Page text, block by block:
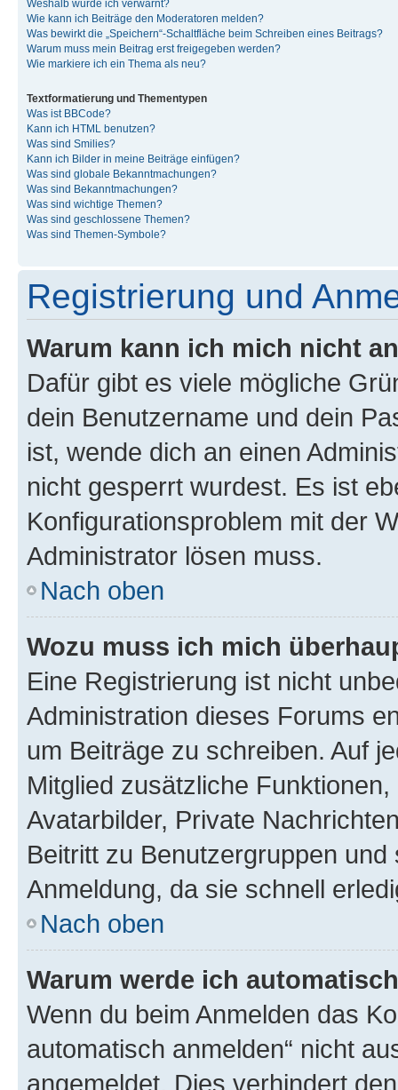
Weshalb wurde ich verwarnt?
Wie kann ich Beiträge den Moderatoren melden?
Was bewirkt die „Speichern“-Schaltfläche beim Schreiben eines Beitrags?
Warum muss mein Beitrag erst freigegeben werden?
Wie markiere ich ein Thema als neu?
Textformatierung und Thementypen
Was ist BBCode?
Kann ich HTML benutzen?
Was sind Smilies?
Kann ich Bilder in meine Beiträge einfügen?
Was sind globale Bekanntmachungen?
Was sind Bekanntmachungen?
Was sind wichtige Themen?
Was sind geschlossene Themen?
Was sind Themen-Symbole?
Registrierung und
Warum kann ich mich nicht
Dafür gibt es viele mögliche
dein Benutzername und dein
ist, wende dich an einen
nicht gesperrt wurdest. Es ist
Konfigurationsproblem mit der
Administrator lösen muss.
Nach oben
Wozu muss ich mich
Eine Registrierung ist nicht
Administration dieses Forums
um Beiträge zu schreiben. Auf
Mitglied zusätzliche
Avatarbilder, Private
Beitritt zu Benutzergruppen
Anmeldung, da sie schnell
Nach oben
Warum werde ich
Wenn du beim Anmelden das
automatisch anmelden“ nicht
angemeldet. Dies verhindert